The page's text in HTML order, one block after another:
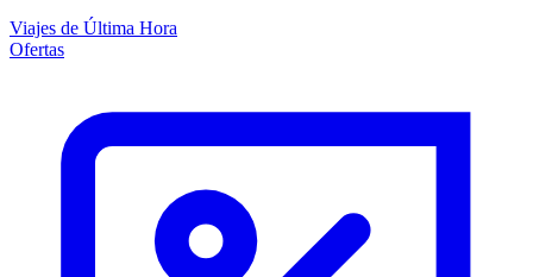
Viajes de Última Hora
Ofertas